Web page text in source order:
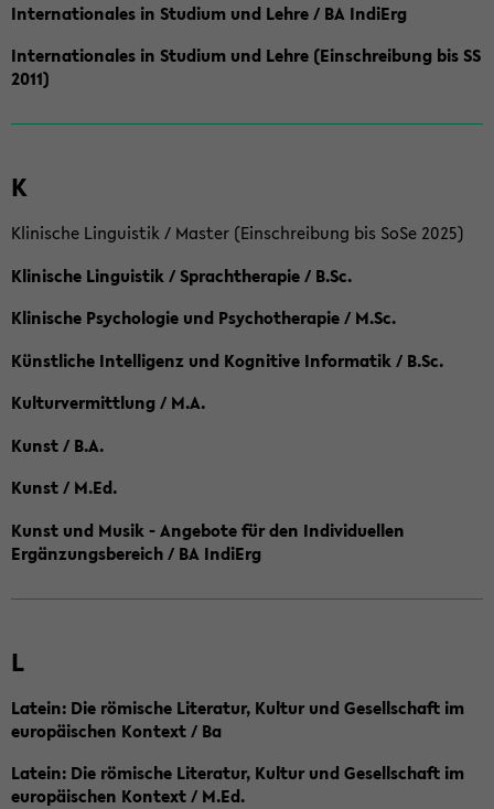
Internationales in Studium und Lehre / BA IndiErg
Internationales in Studium und Lehre (Einschreibung bis SS
2011)
K
Klinische Linguistik / Master (Einschreibung bis SoSe 2025)
Klinische Linguistik / Sprachtherapie / B.Sc.
Klinische Psychologie und Psychotherapie / M.Sc.
Künstliche Intelligenz und Kognitive Informatik / B.Sc.
Kulturvermittlung / M.A.
Kunst / B.A.
Kunst / M.Ed.
Kunst und Musik - Angebote für den Individuellen
Ergänzungsbereich / BA IndiErg
L
Latein: Die römische Literatur, Kultur und Gesellschaft im
europäischen Kontext / Ba
Latein: Die römische Literatur, Kultur und Gesellschaft im
europäischen Kontext / M.Ed.